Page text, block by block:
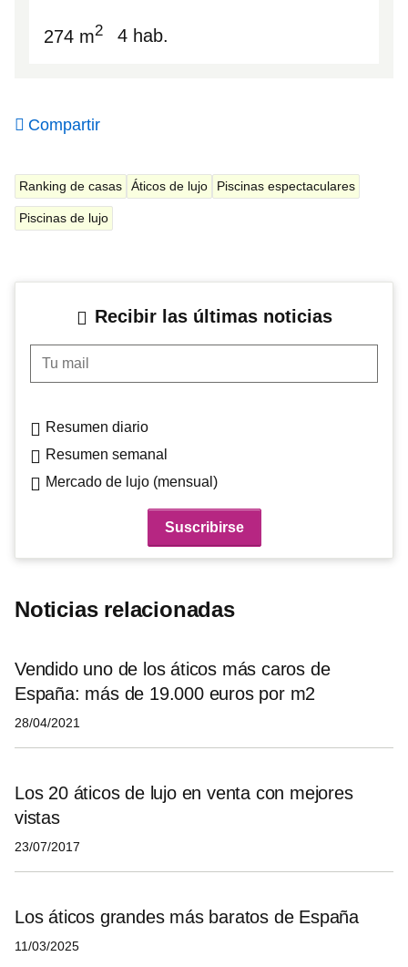
274 m2 4 hab.
Compartir
Ranking de casas Áticos de lujo Piscinas espectaculares
Piscinas de lujo
Recibir las últimas noticias
Tu mail
Resumen diario
Resumen semanal
Mercado de lujo (mensual)
Noticias relacionadas
Vendido uno de los áticos más caros de
España: más de 19.000 euros por m2
28/04/2021
Los 20 áticos de lujo en venta con mejores
vistas
23/07/2017
Los áticos grandes más baratos de España
11/03/2025